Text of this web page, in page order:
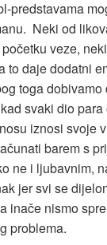
predstavama
Neki od
veze,
to daje dodatni
toga
svaki dio
iznosi svoje
barem s
ne i ljubavnim,
jer svi se
inače nismo
problema.